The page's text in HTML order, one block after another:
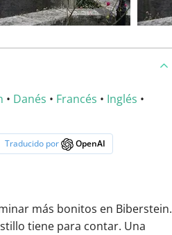
• Danés • Francés • Inglés •
Traducido por OpenAI
más bonitos en Biberstein.
tiene para contar. Una